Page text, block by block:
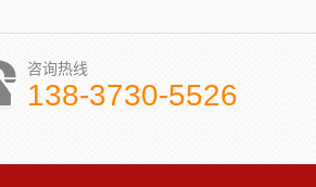
咨询热线
138-3730-5526